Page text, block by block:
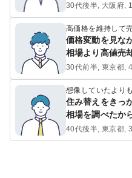
30代後半, 大阪府,
高価格を維持して
価格変動を見な
相場より高値売
30代前半, 東京都,
想像していたより
住み替えをきっ
相場を調べたか
40代後半, 東京都,